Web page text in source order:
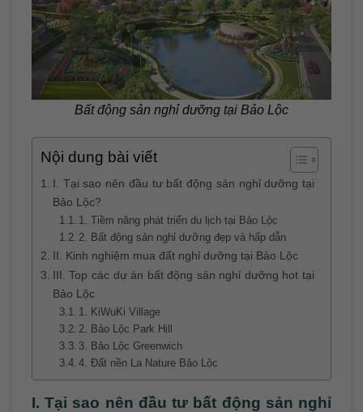
Bất động sản nghỉ dưỡng tại Bảo Lộc
Nội dung bài viết
I. Tại sao nên đầu tư bất động sản nghỉ dưỡng tại
Bảo Lộc?
1. Tiềm năng phát triển du lịch tại Bảo Lộc
2. Bất động sản nghỉ dưỡng đẹp và hấp dẫn
II. Kinh nghiệm mua đất nghỉ dưỡng tại Bảo Lộc
III. Top các dự án bất động sản nghỉ dưỡng hot tại
Bảo Lộc
1. KiWuKi Village
2. Bảo Lộc Park Hill
3. Bảo Lộc Greenwich
4. Đất nền La Nature Bảo Lộc
I. Tại sao nên đầu tư bất động sản nghỉ